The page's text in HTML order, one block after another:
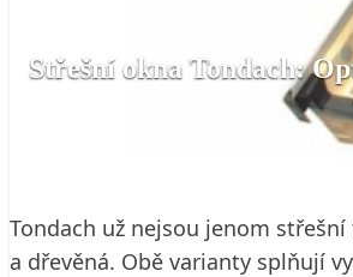
Střešní okna Tondach:
Tondach už nejsou jenom
a dřevěná. Obě varianty splňují